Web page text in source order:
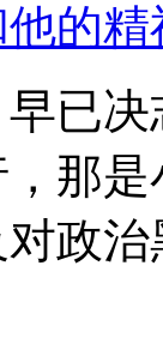
的
已
那
政